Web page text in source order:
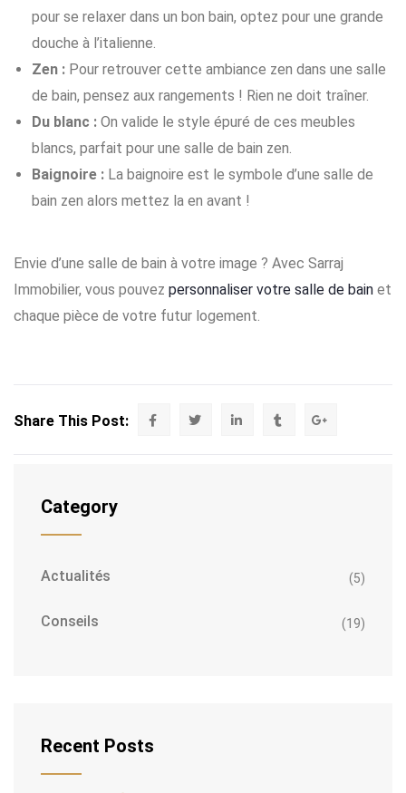
pour se relaxer dans un bon bain, optez pour une grande
douche à l’italienne.
Zen : Pour retrouver cette ambiance zen dans une salle
de bain, pensez aux rangements ! Rien ne doit traîner.
Du blanc : On valide le style épuré de ces meubles
blancs, parfait pour une salle de bain zen.
Baignoire : La baignoire est le symbole d’une salle de
bain zen alors mettez la en avant !
Envie d’une salle de bain à votre image ? Avec Sarraj
Immobilier, vous pouvez personnaliser votre salle de bain et
chaque pièce de votre futur logement.
Share This Post:
Category
Actualités (5)
Conseils (19)
Recent Posts